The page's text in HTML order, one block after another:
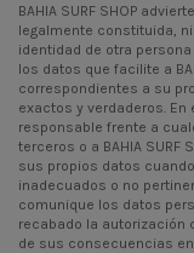
BAHIA SURF SHOP
legalmente constituida,
identidad de otra
los datos que facilite a
correspondientes a su
exactos y verdaderos.
responsable frente a
terceros o a BAHIA SURF
sus propios datos
inadecuados o no
comunique los datos
recabado la autorización
de sus consecuencias